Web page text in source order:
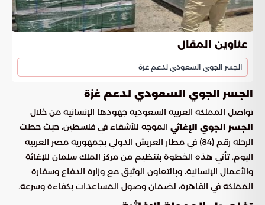
عناوين المقال
الجسر الجوي السعودي لدعم غزة
الجسر الجوي السعودي لدعم غزة
تواصل المملكة العربية السعودية جهودها الإنسانية من خلال
الجسر الجوي الإغاثي الموجه للأشقاء في فلسطين، حيث حطت
الرحلة رقم (84) في مطار العريش الدولي بجمهورية مصر العربية
اليوم. تأتي هذه الخطوة بتنظيم من مركز الملك سلمان للإغاثة
والأعمال الإنسانية، وبالتعاون الوثيق مع وزارة الدفاع وسفارة
المملكة في القاهرة، لضمان وصول المساعدات بكفاءة وسرعة.